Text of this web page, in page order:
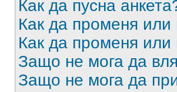
Как да пусна
Как да променя или
Как да променя или
Защо не мога да
Защо не мога да